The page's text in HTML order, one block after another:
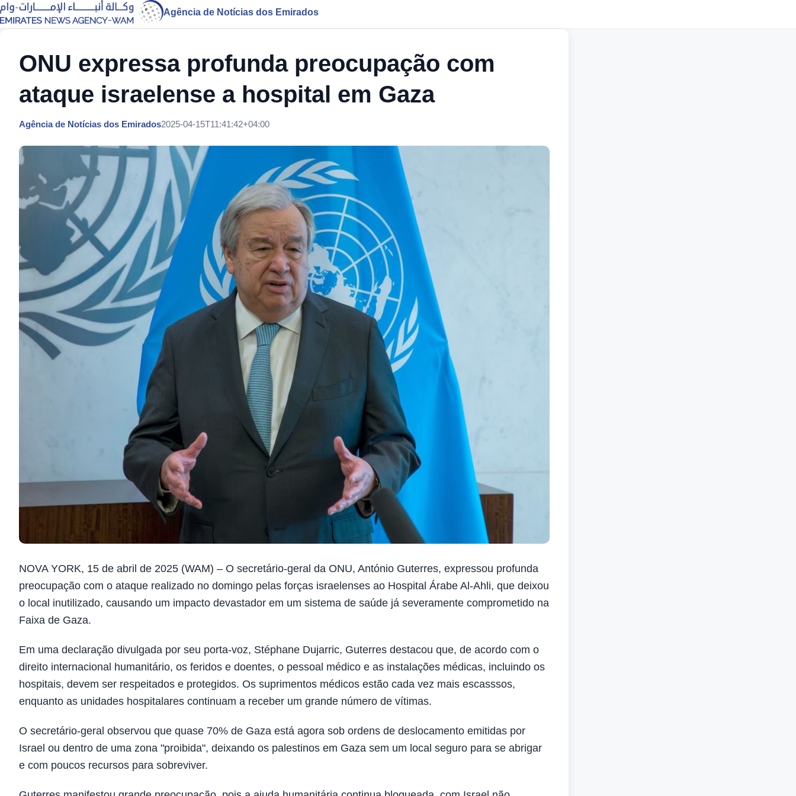
Agência de Notícias dos Emirados
ONU expressa profunda preocupação com
ataque israelense a hospital em Gaza
Agência de Notícias dos Emirados2025-04-15T11:41:42+04:00
NOVA YORK, 15 de abril de 2025 (WAM) – O secretário-geral da ONU, António Guterres, expressou profunda
preocupação com o ataque realizado no domingo pelas forças israelenses ao Hospital Árabe Al-Ahli, que deixou
o local inutilizado, causando um impacto devastador em um sistema de saúde já severamente comprometido na
Faixa de Gaza.
Em uma declaração divulgada por seu porta-voz, Stéphane Dujarric, Guterres destacou que, de acordo com o
direito internacional humanitário, os feridos e doentes, o pessoal médico e as instalações médicas, incluindo os
hospitais, devem ser respeitados e protegidos. Os suprimentos médicos estão cada vez mais escasssos,
enquanto as unidades hospitalares continuam a receber um grande número de vítimas.
O secretário-geral observou que quase 70% de Gaza está agora sob ordens de deslocamento emitidas por
Israel ou dentro de uma zona "proibida", deixando os palestinos em Gaza sem um local seguro para se abrigar
e com poucos recursos para sobreviver.